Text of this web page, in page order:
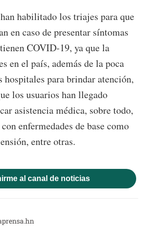
habilitado los triajes para que
en caso de presentar síntomas
COVID-19, ya que la
en el país, además de la poca
hospitales para brindar atención,
los usuarios han llegado
asistencia médica, sobre todo,
enfermedades de base como
entre otras.
al canal de noticias